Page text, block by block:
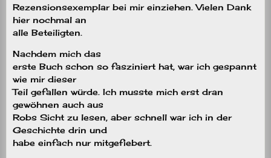
Rezensionsexemplar bei mir einziehen. Vielen Dank
hier nochmal an
alle Beteiligten.
Nachdem mich das
erste Buch schon so fasziniert hat, war ich gespannt
wie mir dieser
Teil gefallen würde. Ich musste mich erst dran
gewöhnen auch aus
Robs Sicht zu lesen, aber schnell war ich in der
Geschichte drin und
habe einfach nur mitgefiebert.